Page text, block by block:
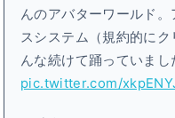
んのアバターワールド
スシステム（規約的に
んな続けて踊っていまし
pic.twitter.com/